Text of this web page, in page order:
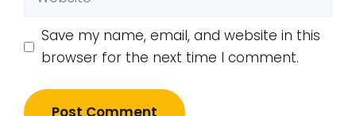
Save my name, email, and website in this
browser for the next time I comment.